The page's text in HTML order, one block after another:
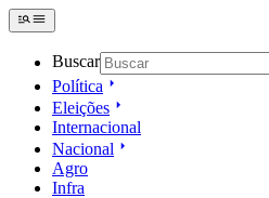
Buscar
Política
Eleições
Internacional
Nacional
Agro
Infra